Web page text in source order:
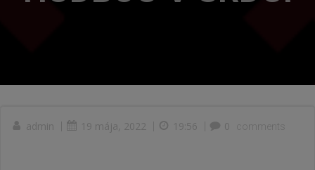
admin | 19 mája, 2022 | 19:56 | 0 comments